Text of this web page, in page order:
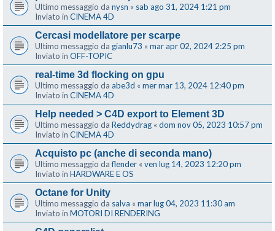
Ultimo messaggio da nysn « sab ago 31, 2024 1:21 pm
Inviato in CINEMA 4D
Cercasi modellatore per scarpe
Ultimo messaggio da gianlu73 « mar apr 02, 2024 2:25 pm
Inviato in OFF-TOPIC
real-time 3d flocking on gpu
Ultimo messaggio da abe3d « mer mar 13, 2024 12:40 pm
Inviato in CINEMA 4D
Help needed > C4D export to Element 3D
Ultimo messaggio da Reddydrag « dom nov 05, 2023 10:57 pm
Inviato in CINEMA 4D
Acquisto pc (anche di seconda mano)
Ultimo messaggio daflender « ven lug 14, 2023 12:20 pm
Inviato in HARDWARE E OS
Octane for Unity
Ultimo messaggio da salva « mar lug 04, 2023 11:30 am
Inviato in MOTORI DI RENDERING